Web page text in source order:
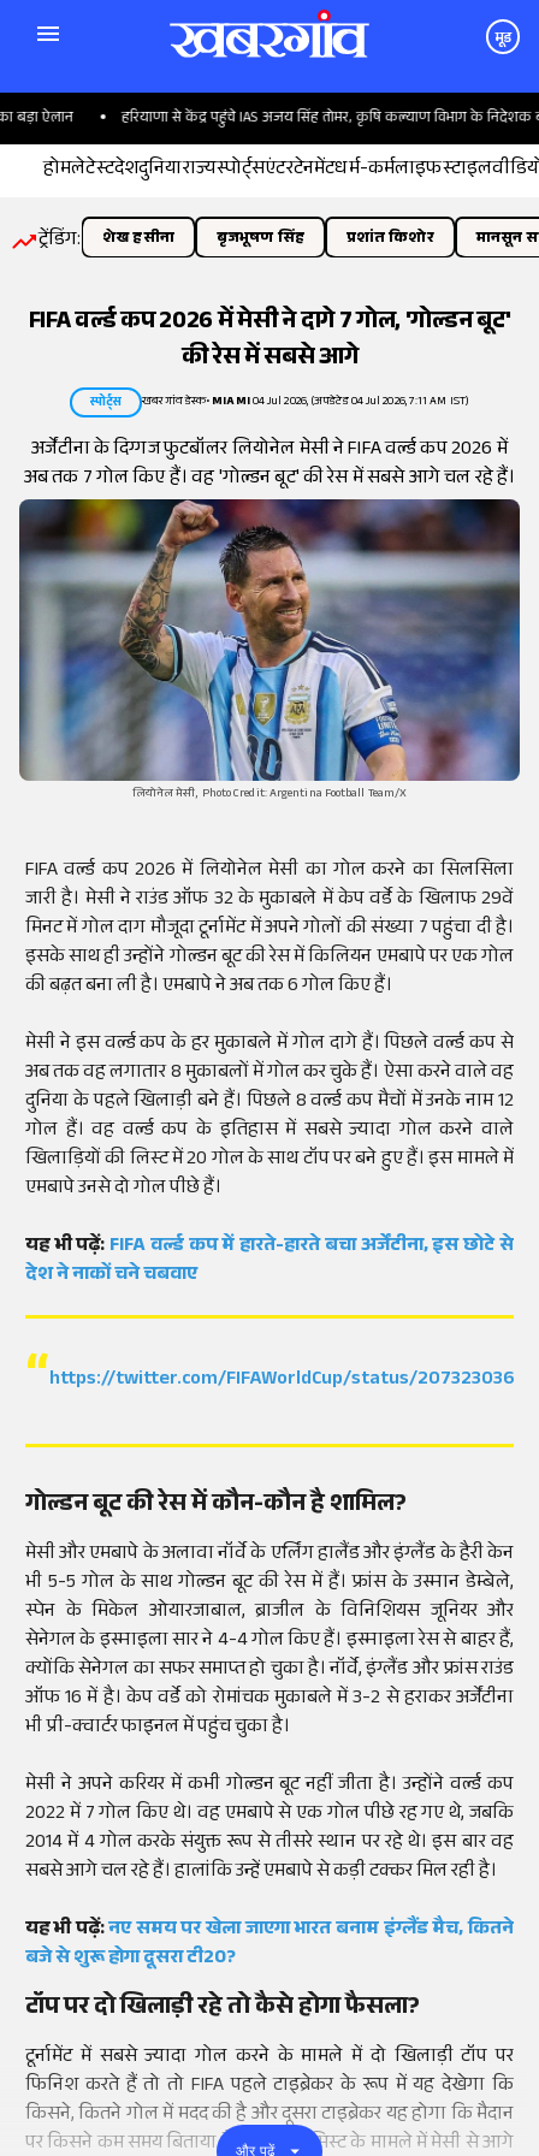
मूड
ऐलान हरियाणा से केंद्र पहुंचे IAS अजय सिंह तोमर, कृषि कल्याण विभाग के निदेशक बने
होमलेटेस्टदेशदुनियाराज्यस्पोर्ट्सएंटरटेनमेंटधर्म-कर्मलाइफस्टाइल
ट्रेंडिंग: शेख हसीना बृजभूषण सिंह प्रशांत किशोर मानसून
FIFA वर्ल्ड कप 2026 में मेसी ने दागे 7 गोल, 'गोल्डन बूट'
की रेस में सबसे आगे
स्पोर्ट्स खबरगांव डेस्क•MIAMI04 Jul 2026, (अपडेटेड 04 Jul 2026, 7:11 AM IST)
अर्जेंटीना के दिग्गज फुटबॉलर लियोनेल मेसी ने FIFA वर्ल्ड कप 2026 में
अब तक 7 गोल किए हैं। वह 'गोल्डन बूट' की रेस में सबसे आगे चल रहे हैं।
लियोनेल मेसी, Photo Credit: Argentina Football Team/X
FIFA वर्ल्ड कप 2026 में लियोनेल मेसी का गोल करने का सिलसिला
जारी है। मेसी ने राउंड ऑफ 32 के मुकाबले में केप वर्डे के खिलाफ 29वें
मिनट में गोल दाग मौजूदा टूर्नामेंट में अपने गोलों की संख्या 7 पहुंचा दी है।
इसके साथ ही उन्होंने गोल्डन बूट की रेस में किलियन एमबापे पर एक गोल
की बढ़त बना ली है। एमबापे ने अब तक 6 गोल किए हैं।
मेसी ने इस वर्ल्ड कप के हर मुकाबले में गोल दागे हैं। पिछले वर्ल्ड कप से
अब तक वह लगातार 8 मुकाबलों में गोल कर चुके हैं। ऐसा करने वाले वह
दुनिया के पहले खिलाड़ी बने हैं। पिछले 8 वर्ल्ड कप मैचों में उनके नाम 12
गोल हैं। वह वर्ल्ड कप के इतिहास में सबसे ज्यादा गोल करने वाले
खिलाड़ियों की लिस्ट में 20 गोल के साथ टॉप पर बने हुए हैं। इस मामले में
एमबापे उनसे दो गोल पीछे हैं।
यह भी पढ़ें:FIFA वर्ल्ड कप में हारते-हारते बचा अर्जेंटीना, इस छोटे से
देश ने नाकों चने चबवाए
https://twitter.com/FIFAWorldCup/status/
गोल्डन बूट की रेस में कौन-कौन है शामिल?
मेसी और एमबापे के अलावा नॉर्वे के एर्लिंग हालैंड और इंग्लैंड के हैरी केन
भी 5-5 गोल के साथ गोल्डन बूट की रेस में हैं। फ्रांस के उस्मान डेम्बेले,
स्पेन के मिकेल ओयारजाबाल, ब्राजील के विनिशियस जूनियर और
सेनेगल के इस्माइला सार ने 4-4 गोल किए हैं। इस्माइला रेस से बाहर हैं,
क्योंकि सेनेगल का सफर समाप्त हो चुका है। नॉर्वे, इंग्लैंड और फ्रांस राउंड
ऑफ 16 में है। केप वर्डे को रोमांचक मुकाबले में 3-2 से हराकर अर्जेंटीना
भी प्री-क्वार्टर फाइनल में पहुंच चुका है।
मेसी ने अपने करियर में कभी गोल्डन बूट नहीं जीता है। उन्होंने वर्ल्ड कप
2022 में 7 गोल किए थे। वह एमबापे से एक गोल पीछे रह गए थे, जबकि
2014 में 4 गोल करके संयुक्त रूप से तीसरे स्थान पर रहे थे। इस बार वह
सबसे आगे चल रहे हैं। हालांकि उन्हें एमबापे से कड़ी टक्कर मिल रही है।
यह भी पढ़ें:नए समय पर खेला जाएगा भारत बनाम इंग्लैंड मैच, कितने
बजे से शुरू होगा दूसरा टी20?
टॉप पर दो खिलाड़ी रहे तो कैसे होगा फैसला?
टूर्नामेंट में सबसे ज्यादा गोल करने के मामले में दो खिलाड़ी टॉप पर
फिनिश करते हैं तो तो FIFA पहले टाइब्रेकर के रूप में यह देखेगा कि
किसने, कितने गोल में मदद की है और दूसरा टाइब्रेकर यह होगा कि मैदान
पर किसने कम समय बिताया है। एमबापे असिस्ट के मामले में मेसी से आगे
और पढ़ें